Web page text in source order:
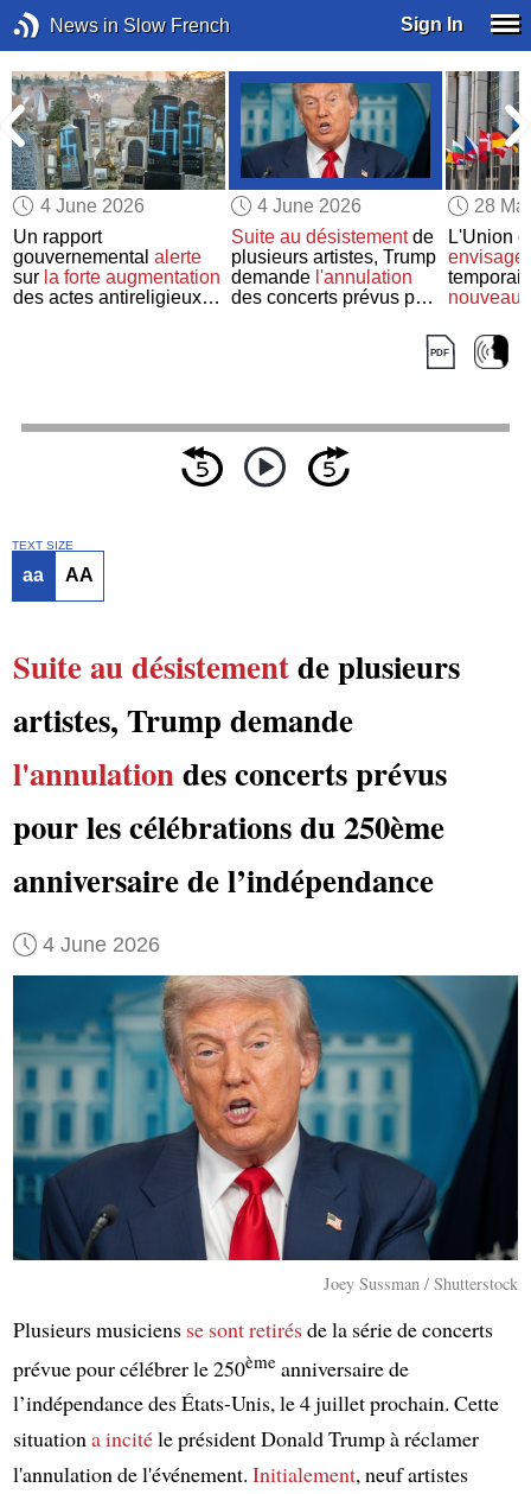
News in Slow French Sign In
4 June 2026
Un rapport
gouvernementalalerte
sur la forte augmentation
des actes antireligieux
4 June 2026
Suite au désistementde
plusieurs artistes, Trump
demande l'annulation
des concerts prévus pour
250ème anniversaire de
28
L'Union
envisage
veto
TEXT SIZE
aa AA
Suite au désistementde plusieurs
artistes, Trump demande
l'annulationdes concerts prévus
pour les célébrations du 250ème
anniversaire de l’indépendance
4 June 2026
Joey Sussman / Shutterstock
Plusieurs musiciens se sont retirésde la série de concerts
prévue pour célébrer le 250èmeanniversaire de
l’indépendance des États-Unis, le 4 juillet prochain. Cette
situationa incitéle président Donald Trump à réclamer
l'annulation de l'événement. Initialement, neuf artistes